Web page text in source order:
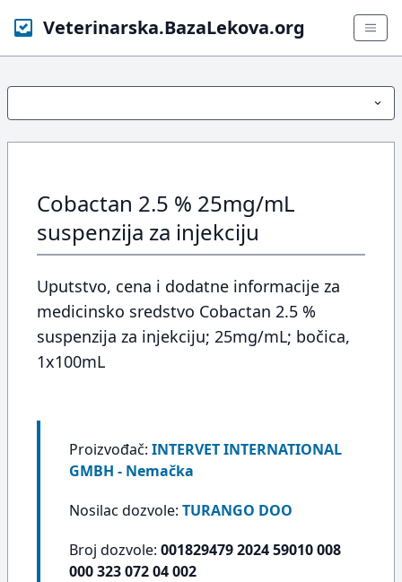
Veterinarska.BazaLekova.org
Cobactan 2.5 % 25mg/mL
suspenzija za injekciju
Uputstvo, cena i dodatne informacije za
medicinsko sredstvo Cobactan 2.5 %
suspenzija za injekciju; 25mg/mL; bočica,
1x100mL
Proizvođač: INTERVET INTERNATIONAL
GMBH - Nemačka
Nosilac dozvole: TURANGO DOO
Broj dozvole: 001829479 2024 59010 008
000 323 072 04 002